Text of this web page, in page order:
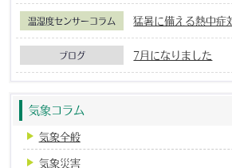
温湿度センサーコラム 猛暑に備える熱中症
ブログ 7月になりました
気象コラム
気象全般
気象災害